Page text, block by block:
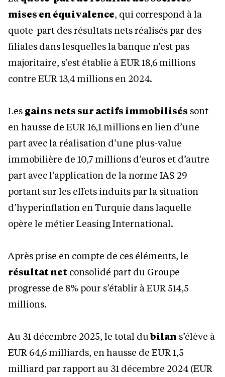
mises en équivalence, qui correspond à la
quote-part des résultats nets réalisés par des
filiales dans lesquelles la banque n’est pas
majoritaire, s’est établie à EUR 18,6 millions
contre EUR 13,4 millions en 2024.
Les gains nets sur actifs immobilisés sont
en hausse de EUR 16,1 millions en lien d’une
part avec la réalisation d’une plus-value
immobilière de 10,7 millions d’euros et d’autre
part avec l’application de la norme IAS 29
portant sur les effets induits par la situation
d’hyperinflation en Turquie dans laquelle
opère le métier Leasing International.
Après prise en compte de ces éléments, le
résultat net consolidé part du Groupe
progresse de 8% pour s’établir à EUR 514,5
millions.
Au 31 décembre 2025, le total dubilan s’élève à
EUR 64,6 milliards, en hausse de EUR 1,5
milliard par rapport au 31 décembre 2024 (EUR